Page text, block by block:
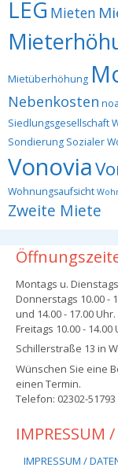
LEG Mieten
Mietüberhöhung
Nebenkosten
Siedlungsgesellschaft
Sondierung Sozialer
Vonovia
Wohnungsaufsicht
Zweite Miete
Montags u.
Donnerstags 10.00 -
und 14.00 - 17.00 Uhr.
Freitags 10.00 - 14.00
Schillerstraße 13 in
Wünschen Sie eine
einen Termin.
Telefon: 02302-51793
IMPRESSUM
IMPRESSUM /